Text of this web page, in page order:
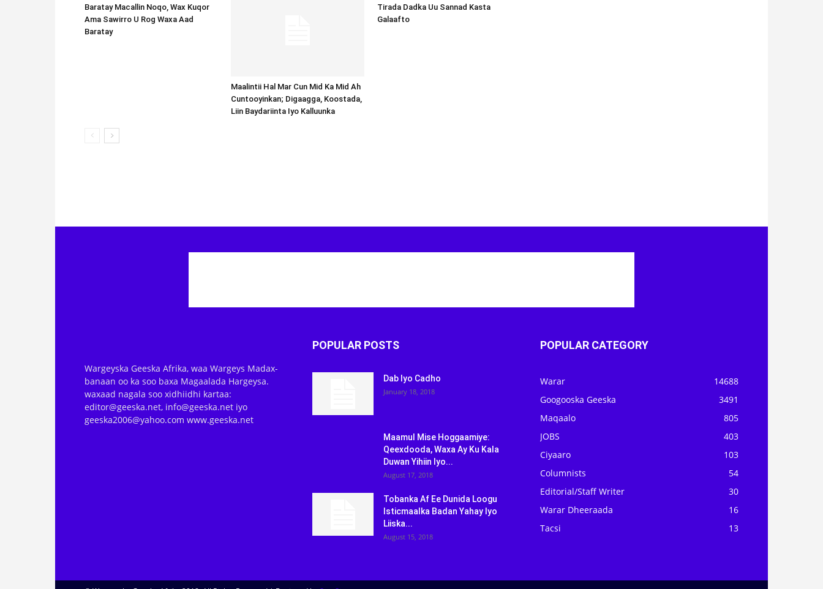
Baratay Macallin Noqo, Wax Kuqor
Ama Sawirro U Rog Waxa Aad
Baratay
Maalintii Hal Mar Cun Mid Ka Mid Ah
Cuntooyinkan; Digaagga, Koostada,
Liin Baydariinta Iyo Kalluunka
Tirada Dadka Uu Sannad Kasta
Galaafto
Wargeyska Geeska Afrika, waa Wargeys Madax-
banaan oo ka soo baxa Magaalada Hargeysa.
waxaad nagala soo xidhiidhi kartaa:
editor@geeska.net, info@geeska.net iyo
geeska2006@yahoo.com www.geeska.net
POPULAR POSTS
Dab Iyo Cadho
January 18, 2018
Maamul Mise Hoggaamiye:
Qeexdooda, Waxa Ay Ku Kala
Duwan Yihiin Iyo...
August 17, 2018
Tobanka Af Ee Dunida Loogu
Isticmaalka Badan Yahay Iyo
Liiska...
August 15, 2018
POPULAR CATEGORY
Warar
14688
Googooska Geeska
3491
Maqaalo
805
JOBS
403
Ciyaaro
103
Columnists
54
Editorial/Staff Writer
30
Warar Dheeraada
16
Tacsi
13